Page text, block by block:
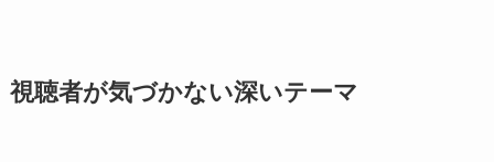
視聴者が気づかない深いテーマ